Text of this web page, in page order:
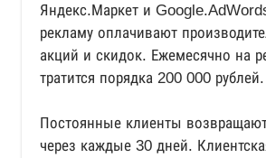
Яндекс.Маркет и
рекламу оплачивают
акций и скидок. Ежемесячно на
тратится порядка 200 000 рублей.
Постоянные клиенты
через каждые 30 дней.